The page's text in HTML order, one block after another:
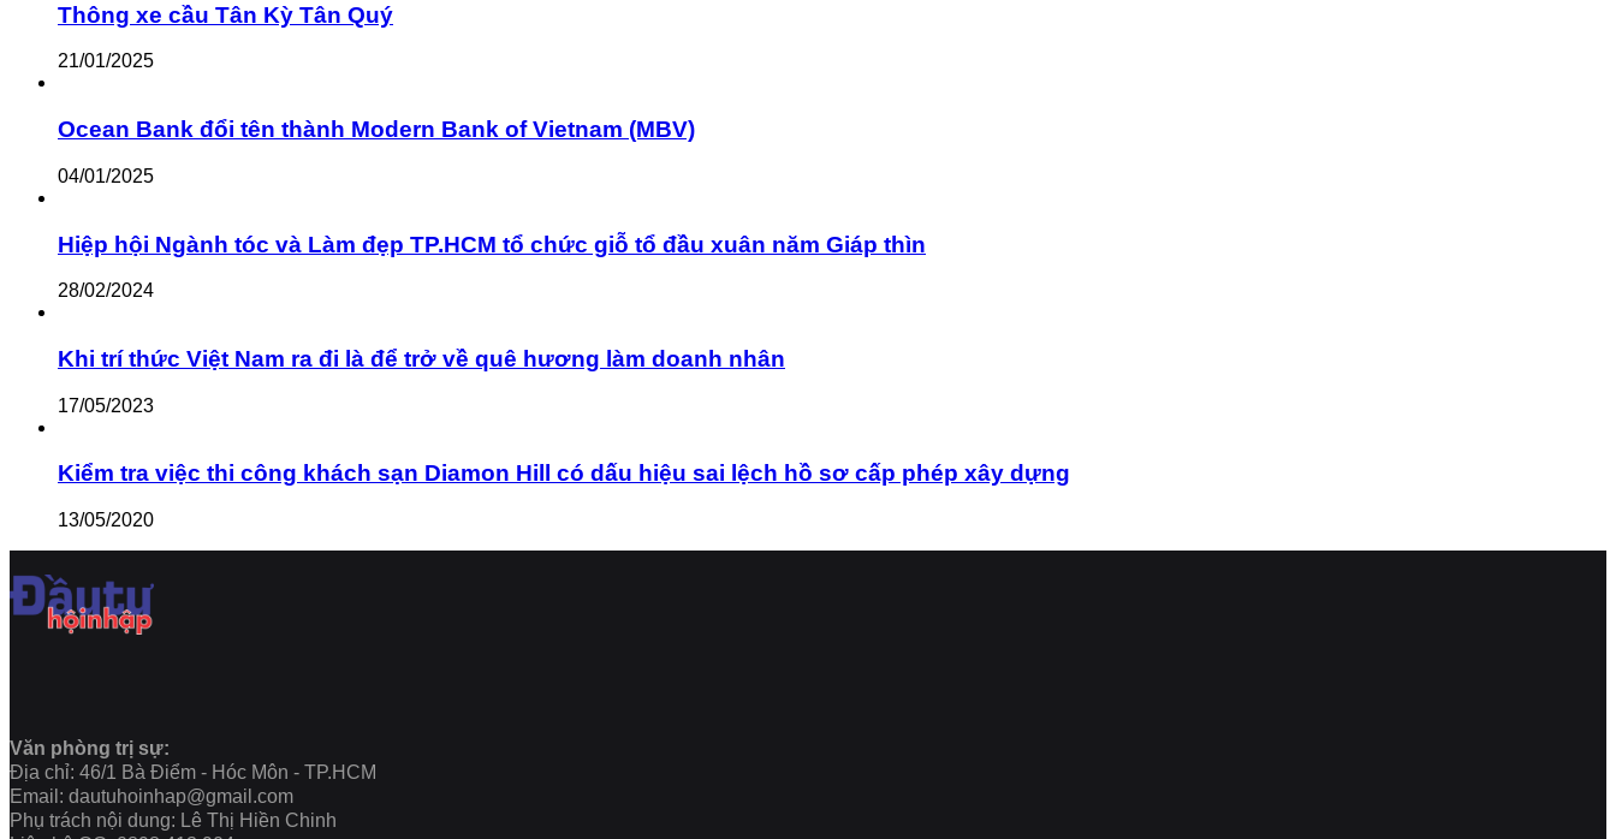
Thông xe cầu Tân Kỳ Tân Quý
21/01/2025
Ocean Bank đổi tên thành Modern Bank of Vietnam (MBV)
04/01/2025
Hiệp hội Ngành tóc và Làm đẹp TP.HCM tổ chức giỗ tổ đầu xuân năm Giáp thìn
28/02/2024
Khi trí thức Việt Nam ra đi là để trở về quê hương làm doanh nhân
17/05/2023
Kiểm tra việc thi công khách sạn Diamon Hill có dấu hiệu sai lệch hồ sơ cấp phép xây dựng
13/05/2020
Văn phòng trị sự:
Địa chỉ: 46/1 Bà Điểm - Hóc Môn - TP.HCM
Email: dautuhoinhap@gmail.com
Phụ trách nội dung: Lê Thị Hiền Chinh